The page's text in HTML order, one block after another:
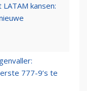
kansen:
777-9’s te